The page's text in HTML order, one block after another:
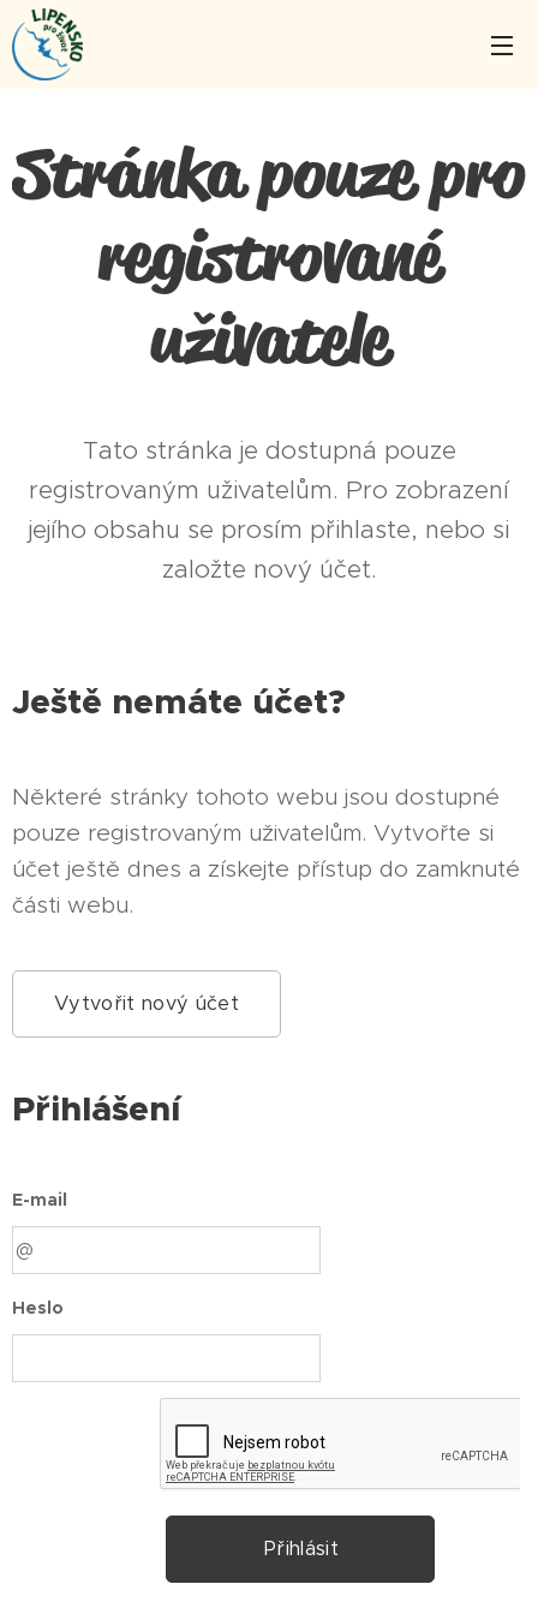
Stránka pouze pro
registrované
uživatele
Tato stránka je dostupná pouze
registrovaným uživatelům. Pro zobrazení
jejího obsahu se prosím přihlaste, nebo si
založte nový účet.
Ještě nemáte účet?
Některé stránky tohoto webu jsou dostupné
pouze registrovaným uživatelům. Vytvořte si
účet ještě dnes a získejte přístup do zamknuté
části webu.
Vytvořit nový účet
Přihlášení
E-mail
Heslo
Přihlásit